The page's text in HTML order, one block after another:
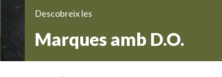
Descobreix les
Marques amb D.O.